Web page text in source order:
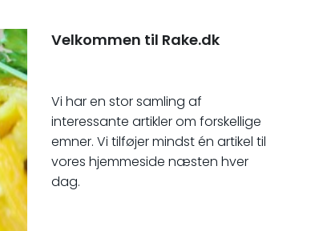
Velkommen til Rake.dk
Vi har en stor samling af
interessante artikler om forskellige
emner. Vi tilføjer mindst én artikel til
vores hjemmeside næsten hver
dag.